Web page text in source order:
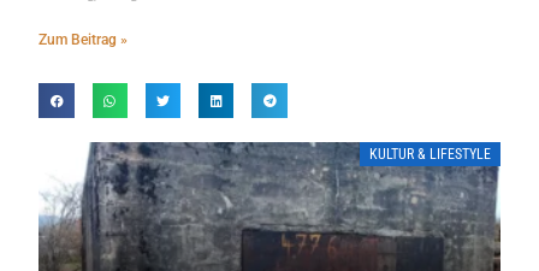
Zum Beitrag »
KULTUR & LIFESTYLE